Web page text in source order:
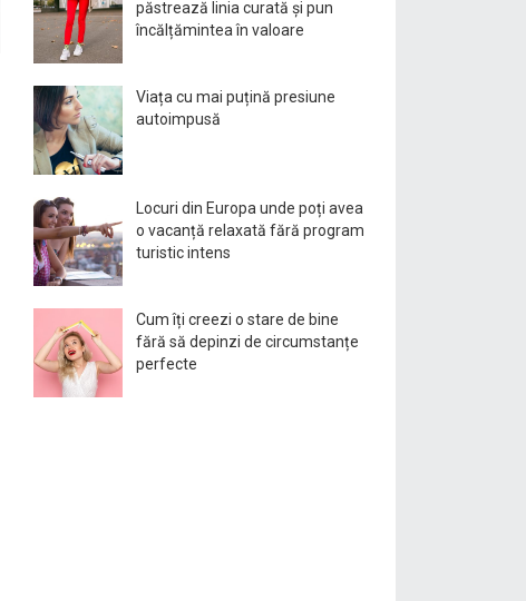
păstrează linia curată și pun
încălțămintea în valoare
Viața cu mai puțină presiune
autoimpusă
Locuri din Europa unde poți avea
o vacanță relaxată fără program
turistic intens
Cum îți creezi o stare de bine
fără să depinzi de circumstanțe
perfecte